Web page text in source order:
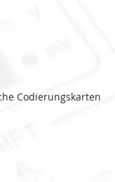
Codierungskarten